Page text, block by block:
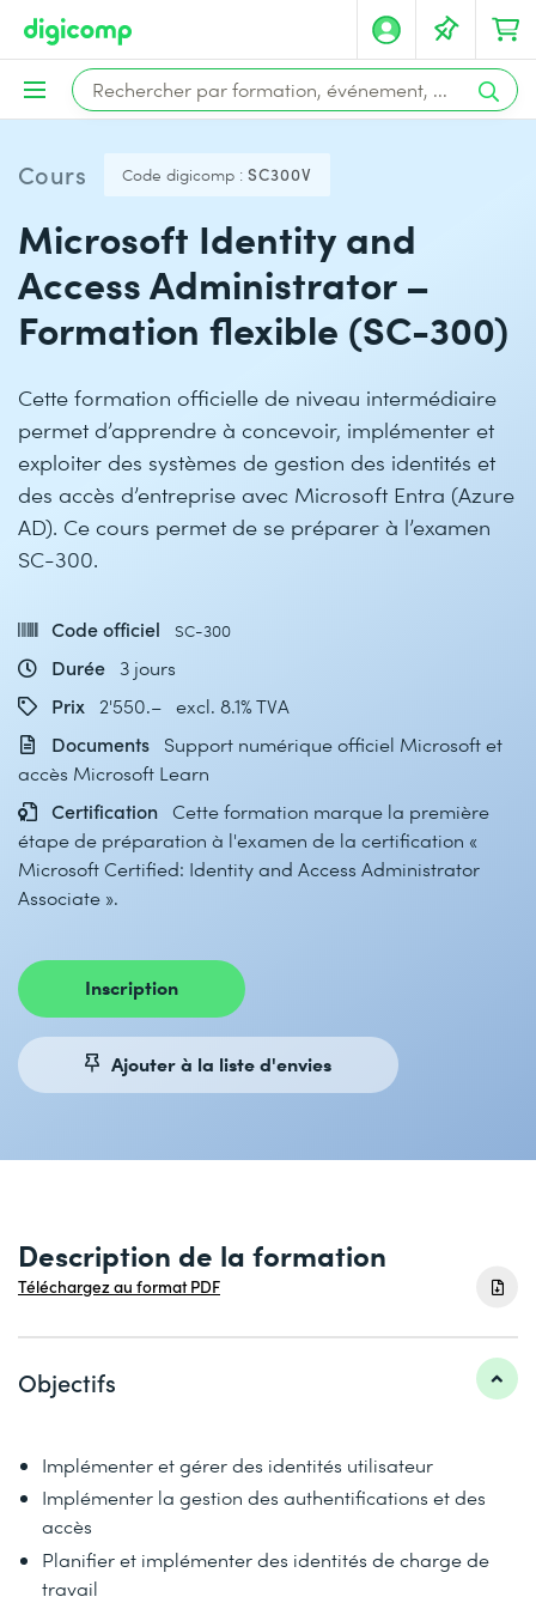
Cours Code digicomp : SC300V
Microsoft Identity and
Access Administrator –
Formation flexible (SC-300)
Cette formation officielle de niveau intermédiaire
permet d’apprendre à concevoir, implémenter et
exploiter des systèmes de gestion des identités et
des accès d’entreprise avec Microsoft Entra (Azure
AD). Ce cours permet de se préparer à l’examen
SC-300.
Code officiel SC-300
Durée 3 jours
Prix
2'550.– excl. 8.1% TVA
Documents
Support numérique officiel Microsoft et
accès Microsoft Learn
Certification Cette formation marque la première
étape de préparation à l'examen de la certification «
Microsoft Certified: Identity and Access Administrator
Associate ».
Inscription
Ajouter à la liste d'envies
Description de la formation
Téléchargez au format PDF
Objectifs
Implémenter et gérer des identités utilisateur
Implémenter la gestion des authentifications et des
accès
Planifier et implémenter des identités de charge de
travail